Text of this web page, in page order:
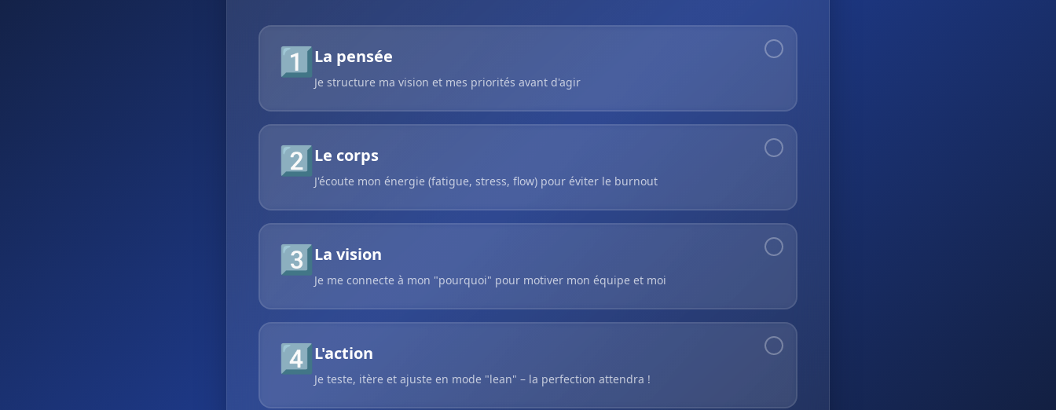
1️⃣La pensée
Je structure ma vision et mes priorités avant d'agir
2️⃣Le corps
J'écoute mon énergie (fatigue, stress, flow) pour éviter le burnout
3️⃣La vision
Je me connecte à mon "pourquoi" pour motiver mon équipe et moi
4️⃣L'action
Je teste, itère et ajuste en mode "lean" – la perfection attendra !